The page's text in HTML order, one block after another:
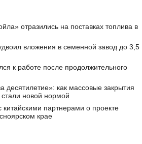
отразились на поставках топлива в
вложения в семенной завод до 3,5
к работе после продолжительного
как массовые закрытия
новой нормой
китайскими партнерами о проекте
крае